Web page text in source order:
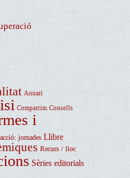
Anuari
Compartim Consells
i
jornades Llibre
Recurs / lloc
Sèries editorials